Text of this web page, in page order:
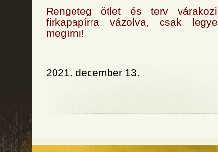
Rengeteg ötlet és terv
firkapapírra vázolva, csak
megírni!
2021. december 13.